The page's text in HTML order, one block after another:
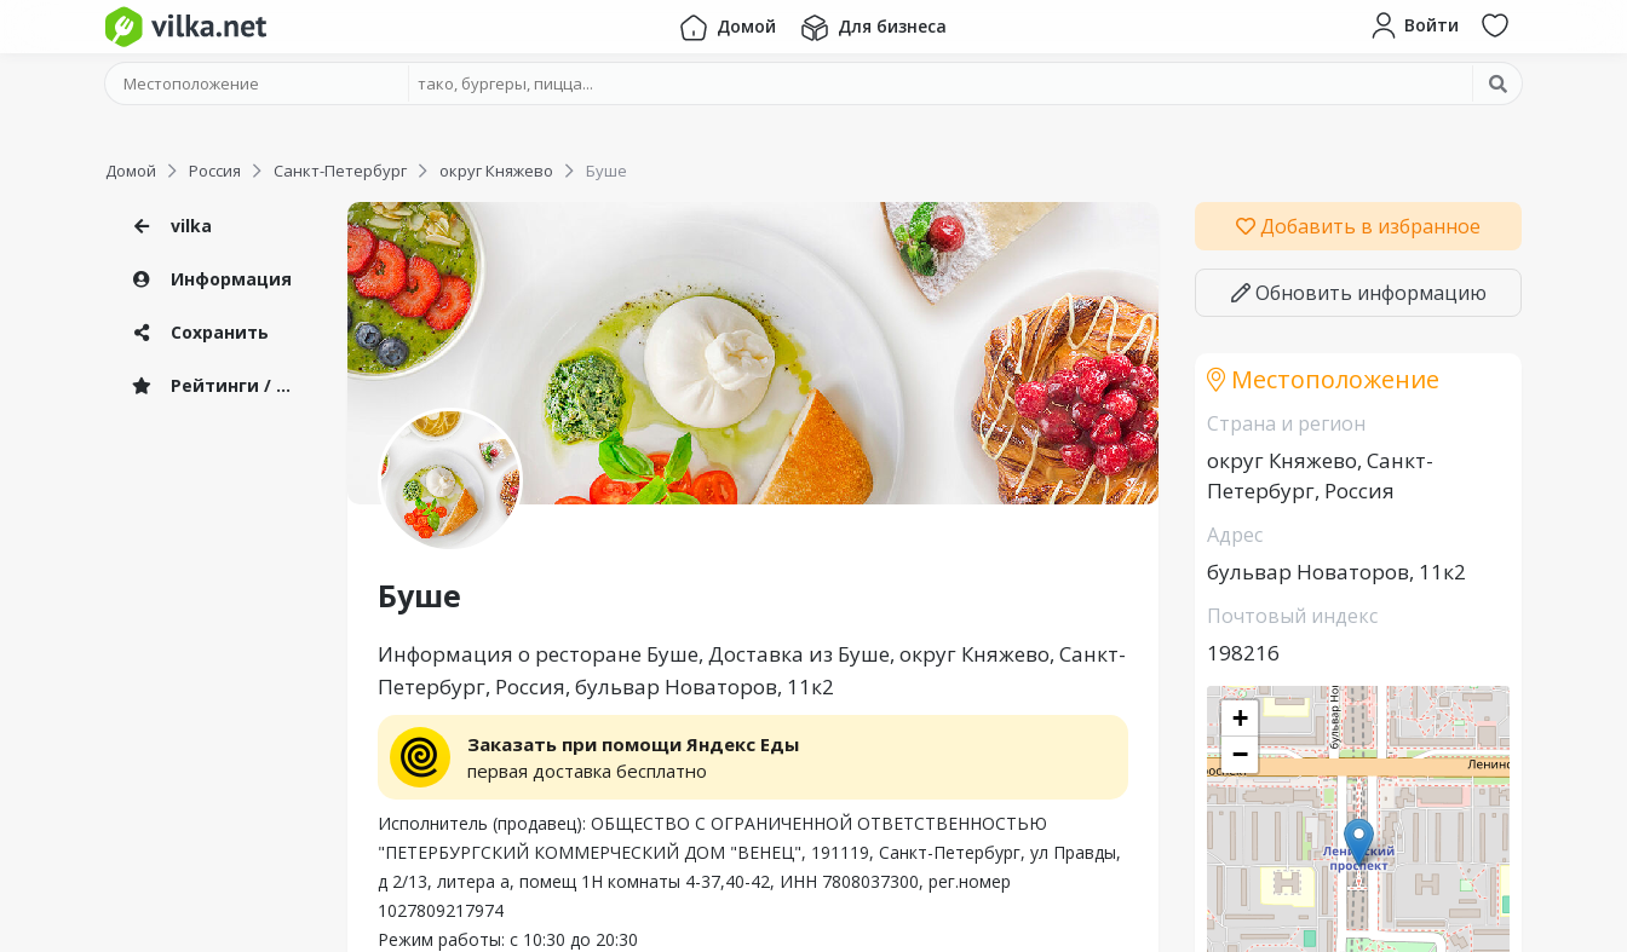
Домой Для бизнеса Войти
Домой Россия Санкт-Петербург округ Княжево Буше
vilka
Информация
Сохранить
Рейтинги / Отзывы
Буше
Информация о ресторане Буше, Доставка из Буше, округ Княжево, Санкт-
Петербург, Россия, бульвар Новаторов, 11к2
Заказать при помощи Яндекс Еды
первая доставка бесплатно
Исполнитель (продавец): ОБЩЕСТВО С ОГРАНИЧЕННОЙ ОТВЕТСТВЕННОСТЬЮ
"ПЕТЕРБУРГСКИЙ КОММЕРЧЕСКИЙ ДОМ "ВЕНЕЦ", 191119, Санкт-Петербург, ул Правды,
д 2/13, литера а, помещ 1Н комнаты 4-37,40-42, ИНН 7808037300, рег.номер
1027809217974
Режим работы: с 10:30 до 20:30
Добавить в избранное
Обновить информацию
Местоположение
Страна и регион
округ Княжево, Санкт-
Петербург, Россия
Адрес
бульвар Новаторов, 11к2
Почтовый индекс
198216
+
−